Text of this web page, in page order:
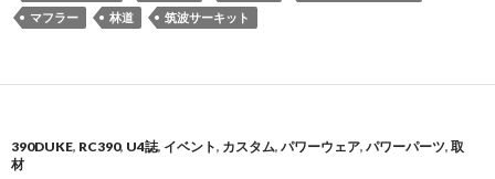
マフラー
林道 筑波サーキット
390DUKE, RC390, U4誌, イベント, カスタム, パワーウェア, パワーパーツ, 取
材